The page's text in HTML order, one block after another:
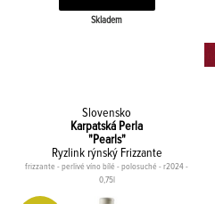
Skladem
Slovensko
Karpatská Perla
"Pearls"
Ryzlink rýnský Frizzante
frizzante - perlivé víno bílé - polosuché - r2024 -
0,75l